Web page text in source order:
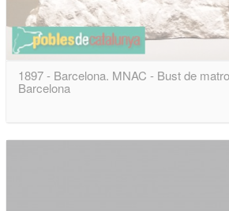
1897 - Barcelona. MNAC - Bust de
Barcelona